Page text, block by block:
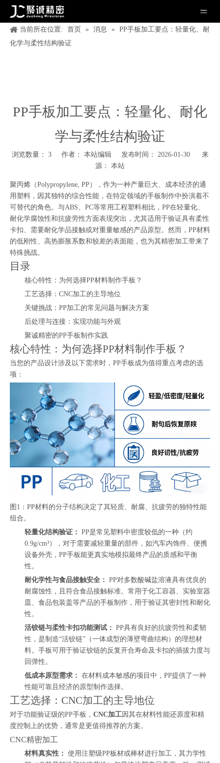
当前所在位置: 首页 » 消息 »
PP手板加工要点：轻量化、耐
化学与柔性结构验证
PP手板加工要点：轻量化、耐化
学与柔性结构验证
浏览数量： 3作者： 本站编辑 发布时间： 2026-01-30 来
源： 本站
["wechat","weibo","qzone","douban","email"]
聚丙烯（Polypropylene, PP），作为一种产量巨大、成本经济的通
用塑料，因其独特的综合性能，在特定领域的手板制作中扮演着不
可替代的角色。与ABS、PC等常用工程塑料相比，PP在轻量化、
耐化学腐蚀性和抗疲劳性方面表现突出，尤其适用于验证具有柔性
卡扣、需要耐化学品接触或对重量敏感的产品原型。然而，PP材料
的低刚性、高热膨胀系数和较差的表面能，也为其精密加工带来了
特殊挑战。
目录
核心特性：为何选择PP材料制作手板？
工艺选择：CNC加工的主导地位
关键挑战：PP加工的常见问题与解决方案
后处理与连接：实现功能与外观
聚诚精密的PP手板制作实践
核心特性：为何选择PP材料制作手板？
当您的产品设计涉及以下需求时，PP手板成为值得重点考虑的选
项：
图1：PP材料的分子结构决定了其轻质、耐腐、抗疲劳的独特性能
组合。
轻量化结构验证： PP是常见塑料中密度较低的一种（约
0.9g/cm³），对于需要减轻重量的部件，如汽车内饰件、便携
设备外壳，PP手板能更真实地模拟最终产品的质感和平衡
性。
耐化学性与食品接触安全： PP对多数酸碱盐溶液具有优良的
耐腐蚀性，且符合食品接触标准。常用于化工容器、实验室器
皿、食品包装盖等产品的手板制作，用于验证其密封性和耐化
性。
活铰链与柔性卡扣功能测试： PP具有良好的抗疲劳性和柔韧
性，是制造“活铰链”（一体成型的薄壁弯曲结构）的理想材
料。手板可用于验证铰链的反复开合寿命及卡扣的插拔力度与
回弹性。
低成本原型需求： 在材料成本敏感的项目中，PP提供了一种
性能可靠且经济的原型制作选择。
工艺选择：CNC加工的主导地位
对于功能验证级的PP手板， CNC加工因其在材料性能还原度和精
度控制上的优势，通常是更值得推荐的方案。
CNC精密加工
材料真实性： 使用注塑级PP板材或棒材进行加工，其力学性